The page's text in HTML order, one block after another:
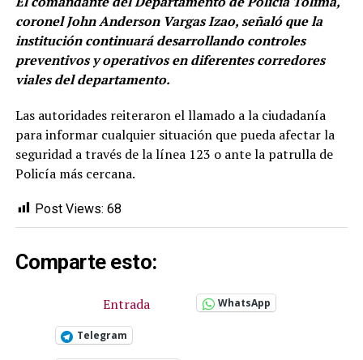
coronel John Anderson Vargas Izao, señaló que la
institución continuará desarrollando controles
preventivos y operativos en diferentes corredores
viales del departamento.
Las autoridades reiteraron el llamado a la ciudadanía
para informar cualquier situación que pueda afectar la
seguridad a través de la línea 123 o ante la patrulla de
Policía más cercana.
Post Views: 68
Comparte esto:
Entrada WhatsApp
Telegram